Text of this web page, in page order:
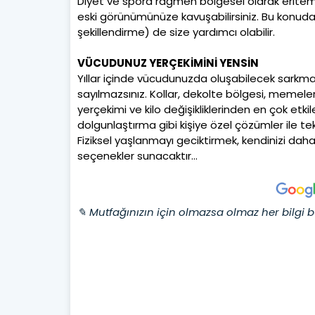
eski görünümünüze kavuşabilirsiniz. Bu
şekillendirme) de size yardımcı olabilir.
VÜCUDUNUZ YERÇEKİMİNİ YENSİN
Yıllar içinde vücudunuzda oluşabilecek
sayılmazsınız. Kollar, dekolte bölgesi,
yerçekimi ve kilo değişikliklerinden en çok
dolgunlaştırma gibi kişiye özel çözümler ile
Fiziksel yaşlanmayı geciktirmek, kendinizi
seçenekler sunacaktır…
✎ Mutfağınızın için olmazsa olmaz her bilgi